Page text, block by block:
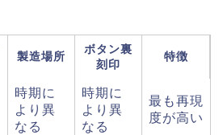
製造場所
ボタン裏
刻印
特徴
時期に
より異
なる
時期に
より異
なる
最も再現
度が高い